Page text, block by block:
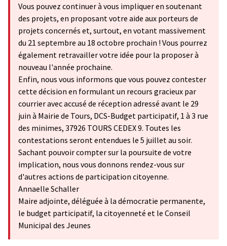
Vous pouvez continuer à vous impliquer en soutenant
des projets, en proposant votre aide aux porteurs de
projets concernés et, surtout, en votant massivement
du 21 septembre au 18 octobre prochain ! Vous pourrez
également retravailler votre idée pour la proposer à
nouveau l'année prochaine.
Enfin, nous vous informons que vous pouvez contester
cette décision en formulant un recours gracieux par
courrier avec accusé de réception adressé avant le 29
juin à Mairie de Tours, DCS-Budget participatif, 1 à 3 rue
des minimes, 37926 TOURS CEDEX 9. Toutes les
contestations seront entendues le 5 juillet au soir.
Sachant pouvoir compter sur la poursuite de votre
implication, nous vous donnons rendez-vous sur
d'autres actions de participation citoyenne.
Annaelle Schaller
Maire adjointe, déléguée à la démocratie permanente,
le budget participatif, la citoyenneté et le Conseil
Municipal des Jeunes